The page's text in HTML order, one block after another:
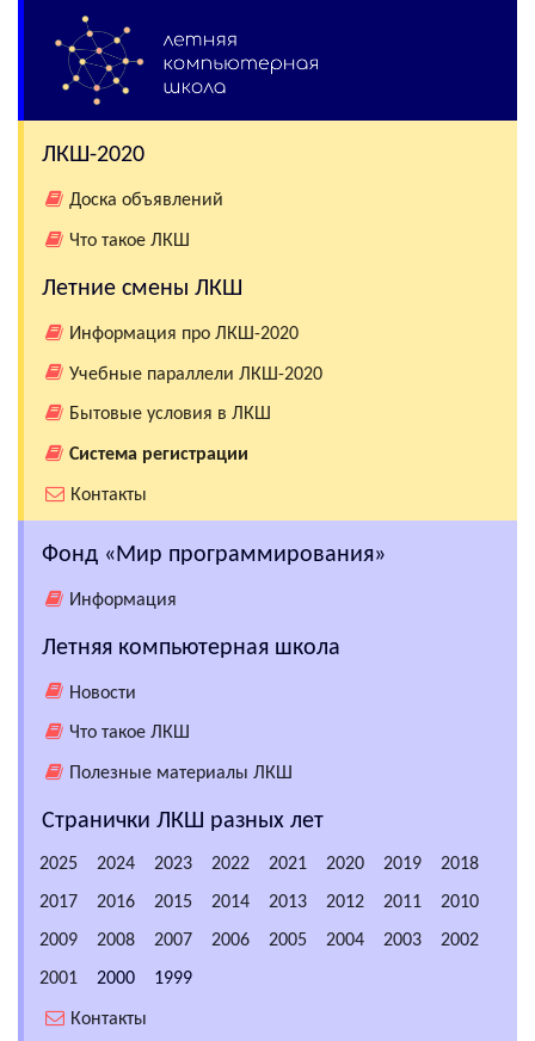
ЛКШ-2020
Доска объявлений
Что такое ЛКШ
Летние смены ЛКШ
Информация про ЛКШ-2020
Учебные параллели ЛКШ-2020
Бытовые условия в ЛКШ
Система регистрации
Контакты
Фонд «Мир программирования»
Информация
Летняя компьютерная школа
Новости
Что такое ЛКШ
Полезные материалы ЛКШ
Странички ЛКШ разных лет
2025 2024 2023 2022 2021 2020 2019
2018
2017
2016 2015 2014 2013 2012 2011
2010
2009
2008 2007 2006 2005 2004 2003
2002
2001
2000 1999
Контакты